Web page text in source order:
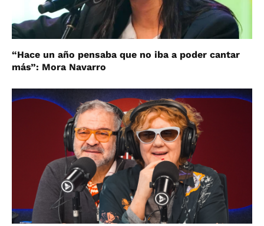
“Hace un año pensaba que no iba a poder cantar
más”: Mora Navarro